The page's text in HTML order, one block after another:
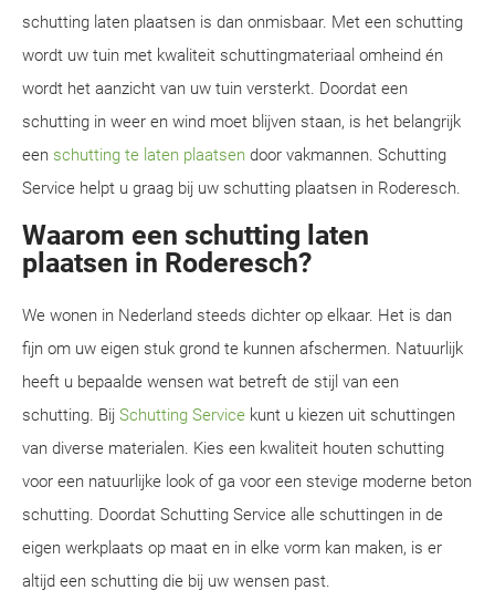
schutting laten plaatsen is dan onmisbaar. Met een schutting
wordt uw tuin met kwaliteit schuttingmateriaal omheind én
wordt het aanzicht van uw tuin versterkt. Doordat een
schutting in weer en wind moet blijven staan, is het belangrijk
een schutting te laten plaatsen door vakmannen. Schutting
Service helpt u graag bij uw schutting plaatsen in Roderesch.
Waarom een schutting laten
plaatsen in Roderesch?
We wonen in Nederland steeds dichter op elkaar. Het is dan
fijn om uw eigen stuk grond te kunnen afschermen. Natuurlijk
heeft u bepaalde wensen wat betreft de stijl van een
schutting. Bij Schutting Service kunt u kiezen uit schuttingen
van diverse materialen. Kies een kwaliteit houten schutting
voor een natuurlijke look of ga voor een stevige moderne beton
schutting. Doordat Schutting Service alle schuttingen in de
eigen werkplaats op maat en in elke vorm kan maken, is er
altijd een schutting die bij uw wensen past.